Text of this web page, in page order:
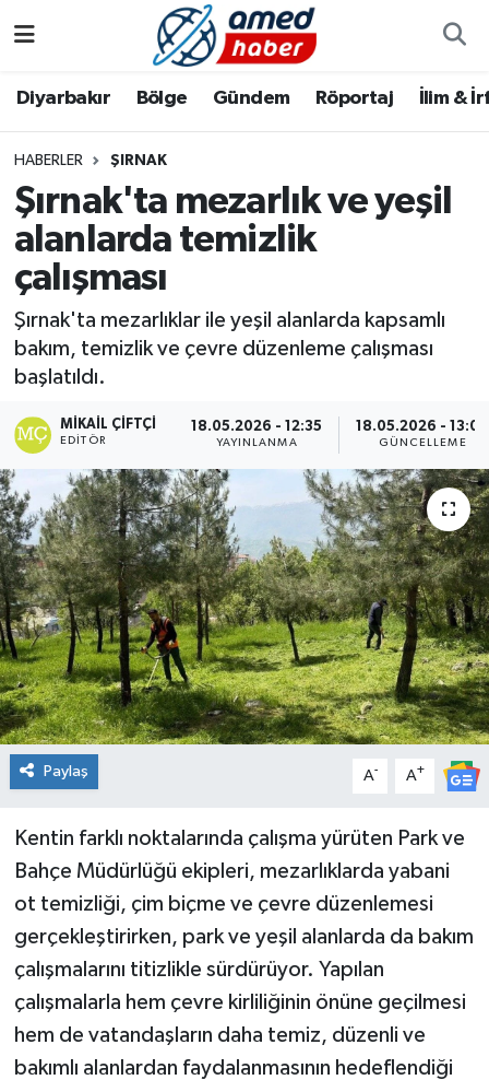
Diyarbakır Bölge Gündem Röportaj İlim &
HABERLER ŞIRNAK
Şırnak'ta mezarlık ve yeşil
alanlarda temizlik
çalışması
Şırnak'ta mezarlıklar ile yeşil alanlarda kapsamlı
bakım, temizlik ve çevre düzenleme çalışması
başlatıldı.
MIKAIL ÇIFTÇI
EDITÖR
18.05.2026 - 12:35
YAYINLANMA
18.05.2026 - 13:08
GÜNCELLEME
Paylaş A- A+
Kentin farklı noktalarında çalışma yürüten Park ve
Bahçe Müdürlüğü ekipleri, mezarlıklarda yabani
ot temizliği, çim biçme ve çevre düzenlemesi
gerçekleştirirken, park ve yeşil alanlarda da bakım
çalışmalarını titizlikle sürdürüyor. Yapılan
çalışmalarla hem çevre kirliliğinin önüne geçilmesi
hem de vatandaşların daha temiz, düzenli ve
bakımlı alanlardan faydalanmasının hedeflendiği
Bölge
Röportaj
Foto Galeri
Aile
Asayiş
Bilim & Teknoloji
Dünya
Eğitim
Ekonomi
Genel
Güncel
Gündem
İlim & İrfan
Kültür & Sanat
Sağlık
Sağlık & Yaşam
Siyaset
Spor
Diyarbakır Hava Durumu
Diyarbakır Namaz Vakitleri
Diyarbakır Trafik Yoğunluk Haritası
Tüm Manşetler
Son Dakika Haberleri
Haber Arşivi